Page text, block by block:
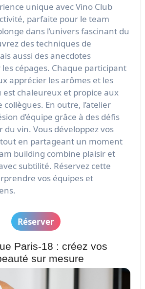
parfaite pour le team
dans l’univers fascinant du
des techniques de
aussi des anecdotes
cépages. Chaque participant
apprécier les arômes et les
est chaleureux et propice aux
En outre, l’atelier
d’équipe grâce à des défis
vin. Vous développez vos
en partageant un moment
building combine plaisir et
subtilité. Réservez cette
vos équipes et
Réserver
Paris-18 : créez vos
sur mesure